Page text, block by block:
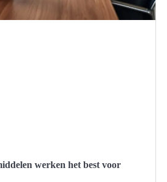
werken het best voor